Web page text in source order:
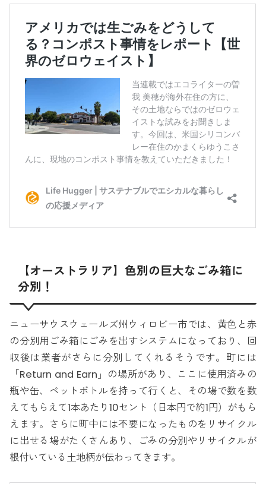
【オーストラリア】色別の巨大なごみ箱に
分別！
ニューサウスウェールズ州ウィロビー市では、黄色と赤
の分別用ごみ箱にごみを出すシステムになっており、回
収後は業者がさらに分別してくれるそうです。町には
「Return and Earn」の場所があり、ここに使用済みの
瓶や缶、ペットボトルを持って行くと、その場で数を数
えてもらえて1本あたり10セント（日本円で約1円）がもら
えます。さらに町中には不要になったものをリサイクル
に出せる場がたくさんあり、ごみの分別やリサイクルが
根付いている土地柄が伝わってきます。